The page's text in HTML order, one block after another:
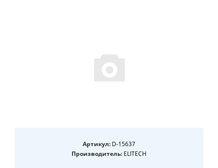
Артикул: D-15637
Производитель: ELITECH